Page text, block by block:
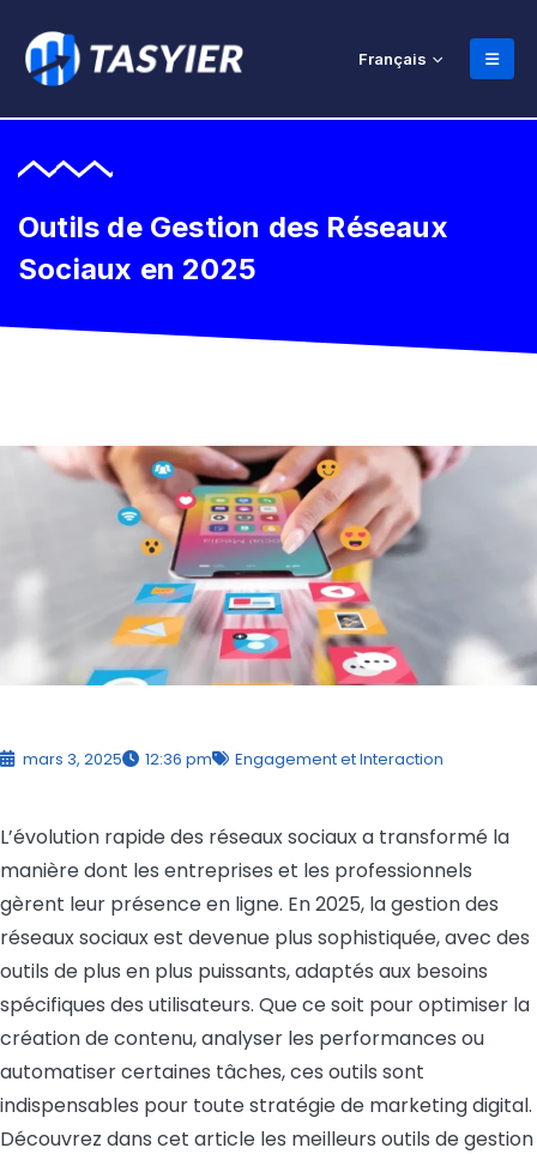
Français
Outils de Gestion des Réseaux
Sociaux en 2025
mars 3, 2025 12:36 pm Engagement et Interaction
L’évolution rapide des réseaux sociaux a transformé la
manière dont les entreprises et les professionnels
gèrent leur présence en ligne. En 2025, la gestion des
réseaux sociaux est devenue plus sophistiquée, avec des
outils de plus en plus puissants, adaptés aux besoins
spécifiques des utilisateurs. Que ce soit pour optimiser la
création de contenu, analyser les performances ou
automatiser certaines tâches, ces outils sont
indispensables pour toute stratégie de marketing digital.
Découvrez dans cet article les meilleurs outils de gestion